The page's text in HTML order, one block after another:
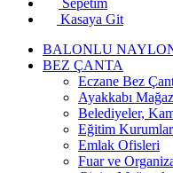
Sepetim
Kasaya Git
BALONLU
BEZ ÇANTA
Eczane Bez
Ayakkabı
Belediyeler,
Eğitim
Emlak Ofisleri
Fuar ve